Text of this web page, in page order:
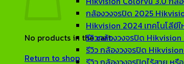
No products in the cart.
Return to shop
กล้องวงจรปิด 2025
Hikvision 2024 เทคโนโลียี
รีวิวกล้องวงจรปิด
รีวิว กล้องวงจรปิด